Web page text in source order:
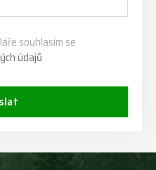
souhlasím se
údajů